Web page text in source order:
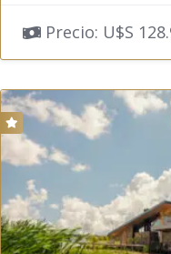
Precio: U$S